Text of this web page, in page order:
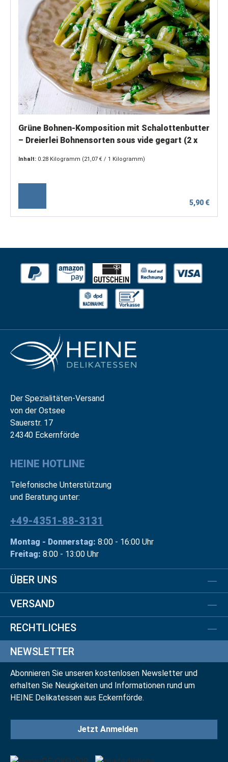
Grüne Bohnen-Komposition mit Schalottenbutter
– Dreierlei Bohnensorten sous vide gegart (2 x
Inhalt: 0.28 Kilogramm (21,07 € / 1 Kilogramm)
5,90 €
Der Spezialitäten-Versand
von der Ostsee
Sauerstr. 17
24340 Eckernförde
HEINE HOTLINE
Telefonische Unterstützung
und Beratung unter:
+49-4351-88-3131
Montag - Donnerstag: 8:00 - 16:00 Uhr
Freitag: 8:00 - 13:00 Uhr
ÜBER UNS
VERSAND
RECHTLICHES
NEWSLETTER
Abonnieren Sie unseren kostenlosen Newsletter und
erhalten Sie Neuigkeiten und Informationen rund um
HEINE Delikatessen aus Eckernförde.
Jetzt Anmelden